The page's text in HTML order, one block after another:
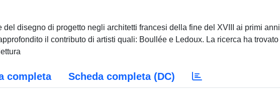
del disegno di progetto negli architetti francesi della fine del XVIII ai primi anni
il contributo di artisti quali: Boullée e Ledoux. La ricerca ha trovato
completa Scheda completa (DC)